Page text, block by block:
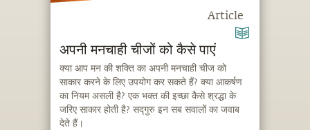
Article
अपनी मनचाही चीजों को कैसे पाएं
क्या आप मन की शक्ति का अपनी मनचाही चीज को
साकार करने के लिए उपयोग कर सकते हैं? क्या आकर्षण
का नियम असली है? एक भक्त की इच्छा कैसे श्रद्धा के
जरिए साकार होती है? सद्गुरु इन सब सवालों का जवाब
देते हैं।